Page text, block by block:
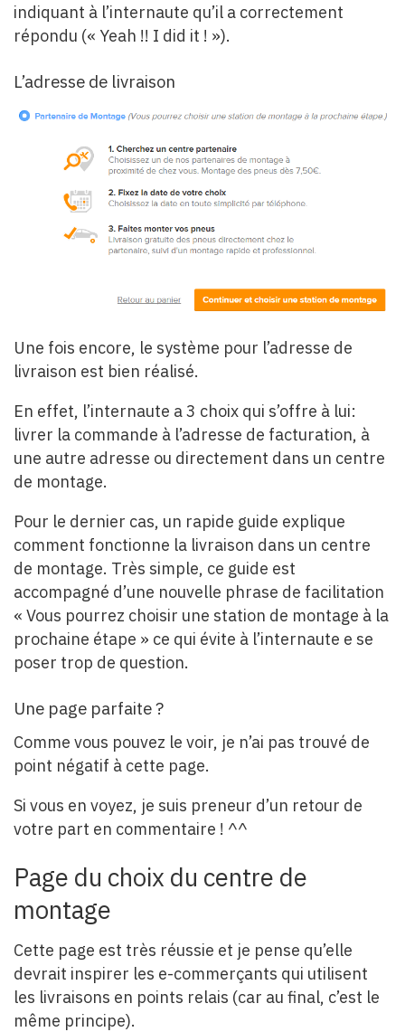
indiquant à l’internaute qu’il a correctement
répondu (« Yeah !! I did it ! »).
L’adresse de livraison
Une fois encore, le système pour l’adresse de
livraison est bien réalisé.
En effet, l’internaute a 3 choix qui s’offre à lui:
livrer la commande à l’adresse de facturation, à
une autre adresse ou directement dans un centre
de montage.
Pour le dernier cas, un rapide guide explique
comment fonctionne la livraison dans un centre
de montage. Très simple, ce guide est
accompagné d’une nouvelle phrase de facilitation
« Vous pourrez choisir une station de montage à la
prochaine étape » ce qui évite à l’internaute e se
poser trop de question.
Une page parfaite ?
Comme vous pouvez le voir, je n’ai pas trouvé de
point négatif à cette page.
Si vous en voyez, je suis preneur d’un retour de
votre part en commentaire ! ^^
Page du choix du centre de
montage
Cette page est très réussie et je pense qu’elle
devrait inspirer les e-commerçants qui utilisent
les livraisons en points relais (car au final, c’est le
même principe).